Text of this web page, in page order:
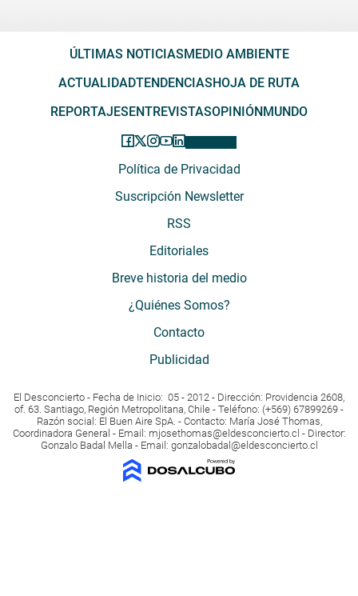
ÚLTIMAS NOTICIASMEDIO AMBIENTE
ACTUALIDADTENDENCIASHOJA DE RUTA
REPORTAJESENTREVISTASOPINIÓNMUNDO
Política de Privacidad
Suscripción Newsletter
RSS
Editoriales
Breve historia del medio
¿Quiénes Somos?
Contacto
Publicidad
El Desconcierto - Fecha de Inicio: 05 - 2012 - Dirección: Providencia 2608,
of. 63. Santiago, Región Metropolitana, Chile - Teléfono: (+569) 67899269 -
Razón social: El Buen Aire SpA. - Contacto: María José Thomas,
Coordinadora General - Email: mjosethomas@eldesconcierto.cl - Director:
Gonzalo Badal Mella - Email: gonzalobadal@eldesconcierto.cl